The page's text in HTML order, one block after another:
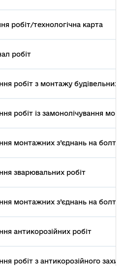
робіт/технологічна карта
робіт
робіт з монтажу будівельних
робіт із замонолічування
монтажних з’єднань на
зварювальних робіт
монтажних з’єднань на
антикорозійних робіт
робіт з антикорозійного